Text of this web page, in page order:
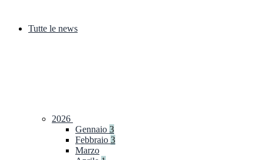
Tutte le news
2026
Gennaio 3
Febbraio 3
Marzo